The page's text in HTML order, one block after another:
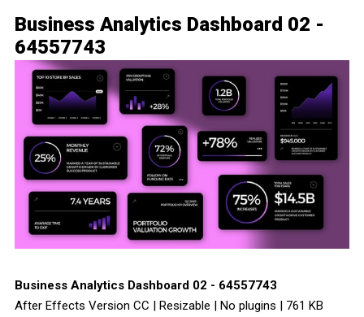
Business Analytics Dashboard 02 -
64557743
Business Analytics Dashboard 02 - 64557743
After Effects Version CC | Resizable | No plugins | 761 KB